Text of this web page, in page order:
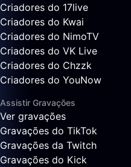
Criadores do 17live
Criadores do Kwai
Criadores do NimoTV
Criadores do VK Live
Criadores do Chzzk
Criadores do YouNow
Assistir Gravações
Ver gravações
Gravações do TikTok
Gravações da Twitch
Gravações do Kick